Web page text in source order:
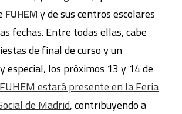
FUHEMy de sus centros escolares
fechas. Entre todas ellas, cabe
de final de curso y un
especial, los próximos 13 y 14 de
FUHEM estará presente en la Feria
de Madrid, contribuyendo a